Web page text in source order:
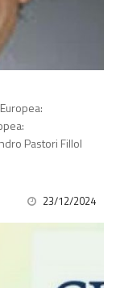
Pastori Fillol
23/12/2024